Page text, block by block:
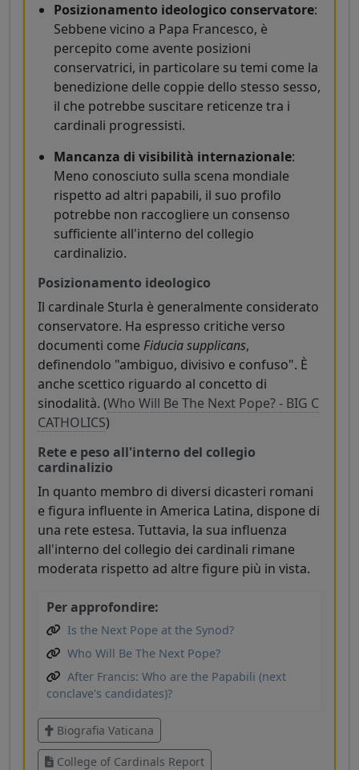
Posizionamento ideologico conservatore:
Sebbene vicino a Papa Francesco, è
percepito come avente posizioni
conservatrici, in particolare su temi come la
benedizione delle coppie dello stesso sesso,
il che potrebbe suscitare reticenze tra i
cardinali progressisti.
Mancanza di visibilità internazionale:
Meno conosciuto sulla scena mondiale
rispetto ad altri papabili, il suo profilo
potrebbe non raccogliere un consenso
sufficiente all'interno del collegio
cardinalizio.
Posizionamento ideologico
Il cardinale Sturla è generalmente considerato
conservatore. Ha espresso critiche verso
documenti come Fiducia supplicans,
definendolo "ambiguo, divisivo e confuso". È
anche scettico riguardo al concetto di
sinodalità. (Who Will Be The Next Pope? - BIG C
CATHOLICS)
Rete e peso all'interno del collegio
cardinalizio
In quanto membro di diversi dicasteri romani
e figura influente in America Latina, dispone di
una rete estesa. Tuttavia, la sua influenza
all'interno del collegio dei cardinali rimane
moderata rispetto ad altre figure più in vista.
Per approfondire:
Is the Next Pope at the Synod?
Who Will Be The Next Pope?
After Francis: Who are the Papabili (next
conclave's candidates)?
Biografia Vaticana
College of Cardinals Report